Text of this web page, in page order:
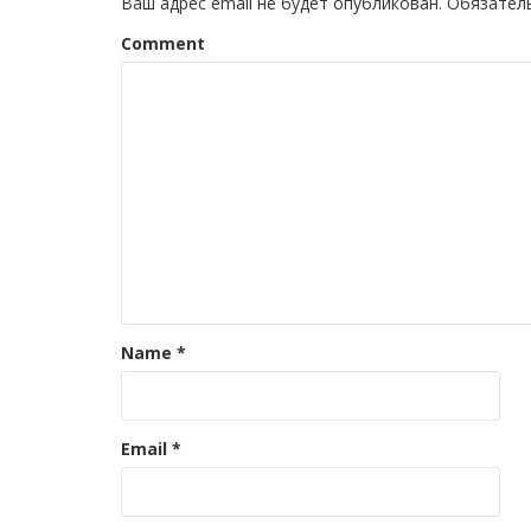
Comment
Name *
Email *